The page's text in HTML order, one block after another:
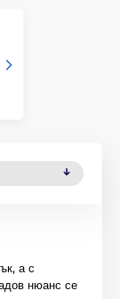
а с
нюанс се